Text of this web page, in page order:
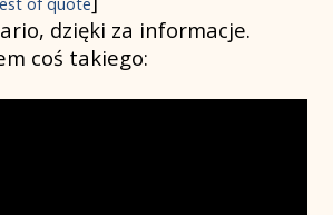
18 muzyków zagrało
drewnianych instrumentach
w Alpach "
dzięki za informacje.
coś takiego: